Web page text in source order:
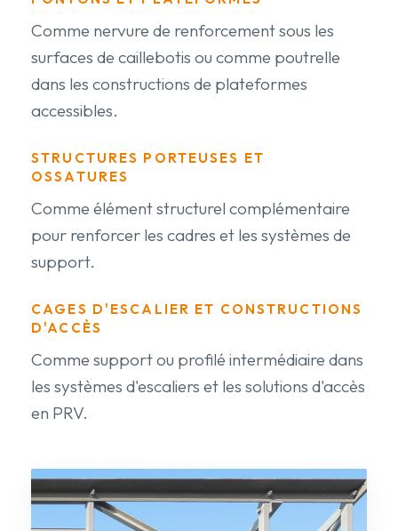
Comme nervure de renforcement sous les
surfaces de caillebotis ou comme poutrelle
dans les constructions de plateformes
accessibles.
STRUCTURES PORTEUSES ET
OSSATURES
Comme élément structurel complémentaire
pour renforcer les cadres et les systèmes de
support.
CAGES D'ESCALIER ET CONSTRUCTIONS
D'ACCÈS
Comme support ou profilé intermédiaire dans
les systèmes d'escaliers et les solutions d'accès
en PRV.